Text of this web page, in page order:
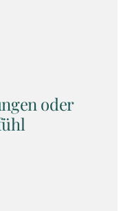
oder